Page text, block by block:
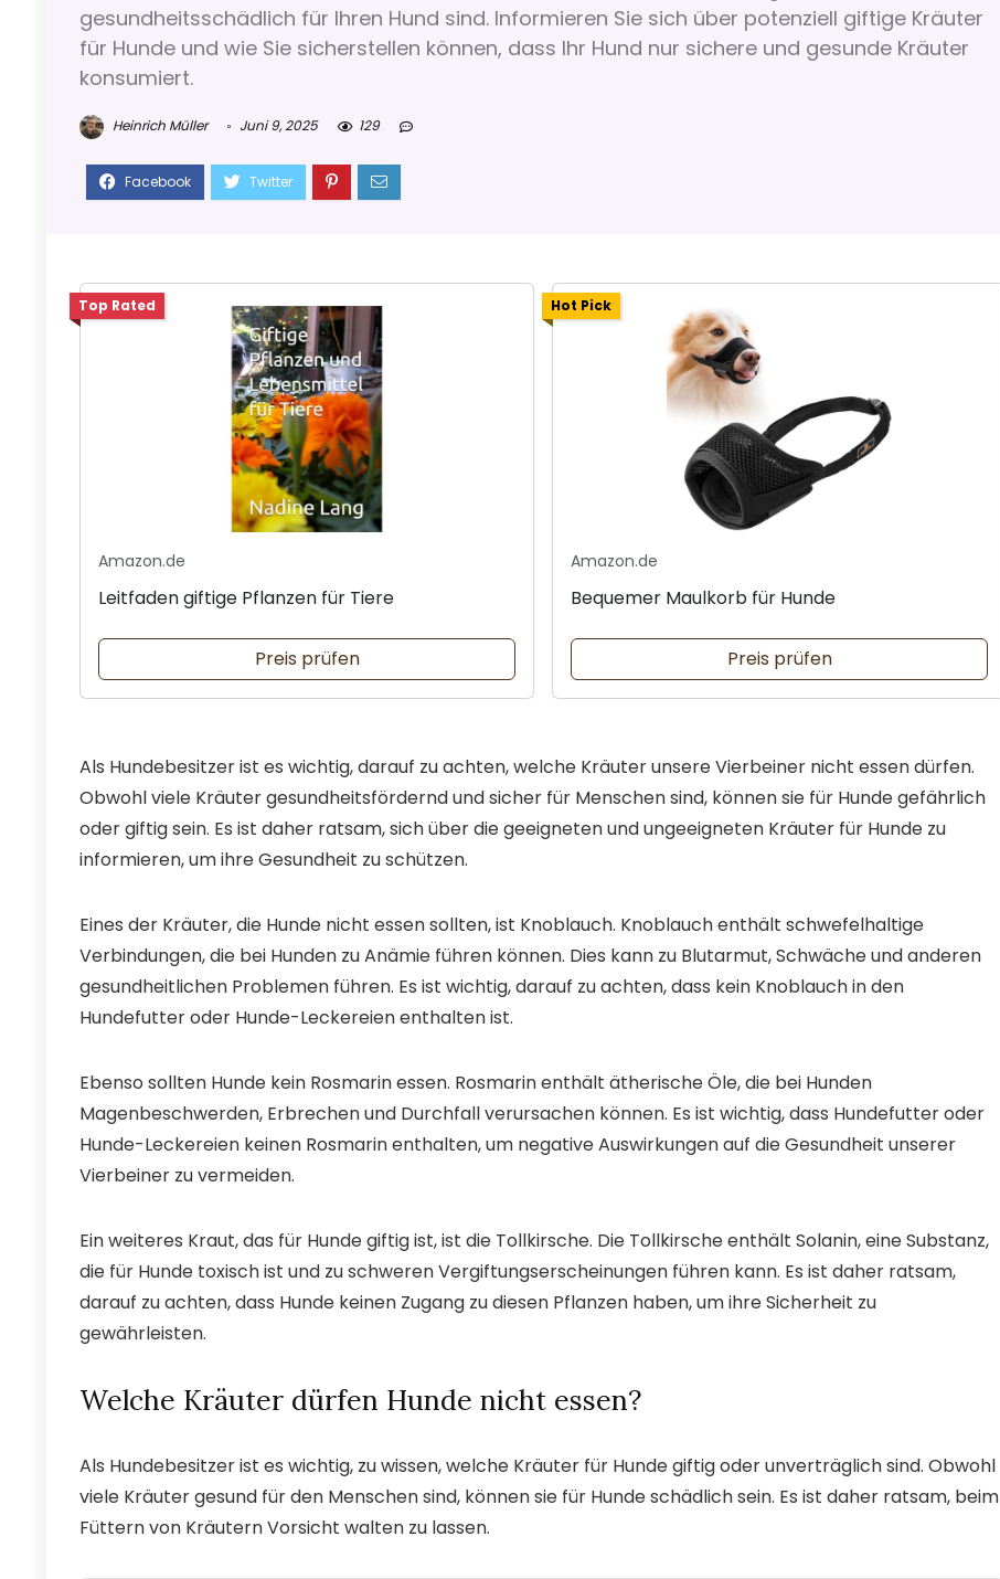
gesundheitsschädlich für Ihren Hund sind. Informieren Sie sich über potenziell giftige Kräuter
für Hunde und wie Sie sicherstellen können, dass Ihr Hund nur sichere und gesunde Kräuter
konsumiert.
Heinrich Müller Juni 9, 2025 129
Top Rated
Amazon.de
Leitfaden giftige Pflanzen für Tiere
Preis prüfen
Hot Pick
Amazon.de
Bequemer Maulkorb für Hunde
Preis prüfen
Als Hundebesitzer ist es wichtig, darauf zu achten, welche Kräuter unsere Vierbeiner nicht essen dürfen.
Obwohl viele Kräuter gesundheitsfördernd und sicher für Menschen sind, können sie für Hunde gefährlich
oder giftig sein. Es ist daher ratsam, sich über die geeigneten und ungeeigneten Kräuter für Hunde zu
informieren, um ihre Gesundheit zu schützen.
Eines der Kräuter, die Hunde nicht essen sollten, ist Knoblauch. Knoblauch enthält schwefelhaltige
Verbindungen, die bei Hunden zu Anämie führen können. Dies kann zu Blutarmut, Schwäche und anderen
gesundheitlichen Problemen führen. Es ist wichtig, darauf zu achten, dass kein Knoblauch in den
Hundefutter oder Hunde-Leckereien enthalten ist.
Ebenso sollten Hunde kein Rosmarin essen. Rosmarin enthält ätherische Öle, die bei Hunden
Magenbeschwerden, Erbrechen und Durchfall verursachen können. Es ist wichtig, dass Hundefutter oder
Hunde-Leckereien keinen Rosmarin enthalten, um negative Auswirkungen auf die Gesundheit unserer
Vierbeiner zu vermeiden.
Ein weiteres Kraut, das für Hunde giftig ist, ist die Tollkirsche. Die Tollkirsche enthält Solanin, eine Substanz,
die für Hunde toxisch ist und zu schweren Vergiftungserscheinungen führen kann. Es ist daher ratsam,
darauf zu achten, dass Hunde keinen Zugang zu diesen Pflanzen haben, um ihre Sicherheit zu
gewährleisten.
Welche Kräuter dürfen Hunde nicht essen?
Als Hundebesitzer ist es wichtig, zu wissen, welche Kräuter für Hunde giftig oder unverträglich sind. Obwohl
viele Kräuter gesund für den Menschen sind, können sie für Hunde schädlich sein. Es ist daher ratsam, beim
Füttern von Kräutern Vorsicht walten zu lassen.